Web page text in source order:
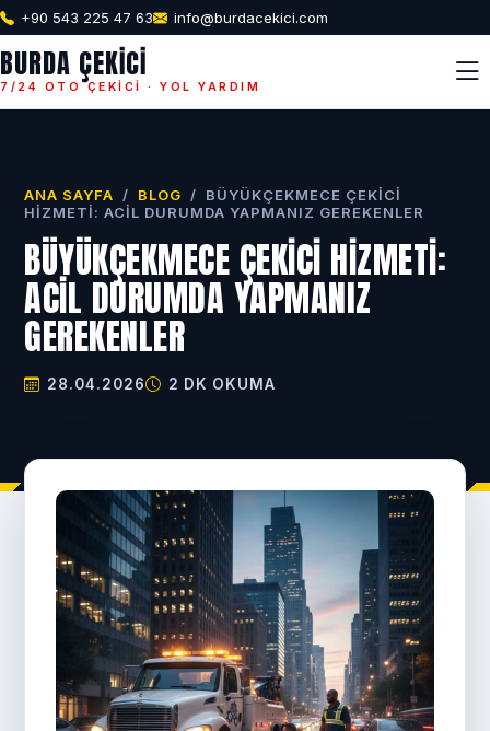
+90 543 225 47 63 info@burdacekici.com
BURDA ÇEKICI
7/24 OTO ÇEKICI · YOL YARDIM
ANA SAYFA / BLOG / BÜYÜKÇEKMECE ÇEKICI
HIZMETI: ACIL DURUMDA YAPMANIZ GEREKENLER
BÜYÜKÇEKMECE ÇEKICI HIZMETI:
ACIL DURUMDA YAPMANIZ
GEREKENLER
28.04.2026 2 DK OKUMA